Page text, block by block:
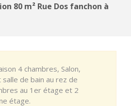
80 m² Rue Dos fanchon à
4 chambres, Salon,
de bain au rez de
au 1er étage et 2
étage.